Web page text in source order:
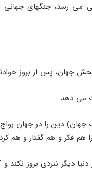
مى رسد، جنگهاى جهانى
جهان) دین را در جهان
فکر و هم گفتار و هم
دیگر نبردى بروز